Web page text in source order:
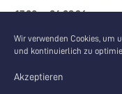
Wir verwenden Cookies, um
und kontinuierlich zu
Akzeptieren
17.08. – 04.09.26
Sommerakademie